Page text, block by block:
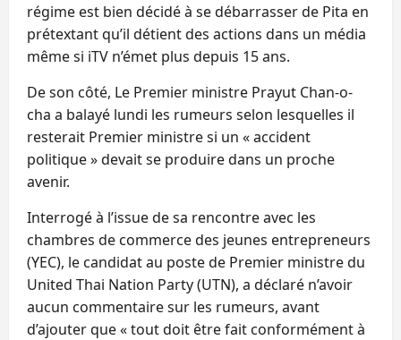
régime est bien décidé à se débarrasser de Pita en
prétextant qu’il détient des actions dans un média
même si iTV n’émet plus depuis 15 ans.
De son côté, Le Premier ministre Prayut Chan-o-
cha a balayé lundi les rumeurs selon lesquelles il
resterait Premier ministre si un « accident
politique » devait se produire dans un proche
avenir.
Interrogé à l’issue de sa rencontre avec les
chambres de commerce des jeunes entrepreneurs
(YEC), le candidat au poste de Premier ministre du
United Thai Nation Party (UTN), a déclaré n’avoir
aucun commentaire sur les rumeurs, avant
d’ajouter que « tout doit être fait conformément à